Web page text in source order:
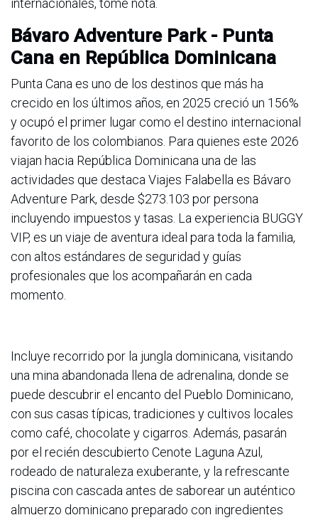
internacionales, tome nota.
Bávaro Adventure Park - Punta
Cana en República Dominicana
Punta Cana es uno de los destinos que más ha
crecido en los últimos años, en 2025 creció un 156%
y ocupó el primer lugar como el destino internacional
favorito de los colombianos. Para quienes este 2026
viajan hacia República Dominicana una de las
actividades que destaca Viajes Falabella es Bávaro
Adventure Park, desde $273.103 por persona
incluyendo impuestos y tasas. La experiencia BUGGY
VIP, es un viaje de aventura ideal para toda la familia,
con altos estándares de seguridad y guías
profesionales que los acompañarán en cada
momento.
Incluye recorrido por la jungla dominicana, visitando
una mina abandonada llena de adrenalina, donde se
puede descubrir el encanto del Pueblo Dominicano,
con sus casas típicas, tradiciones y cultivos locales
como café, chocolate y cigarros. Además, pasarán
por el recién descubierto Cenote Laguna Azul,
rodeado de naturaleza exuberante, y la refrescante
piscina con cascada antes de saborear un auténtico
almuerzo dominicano preparado con ingredientes